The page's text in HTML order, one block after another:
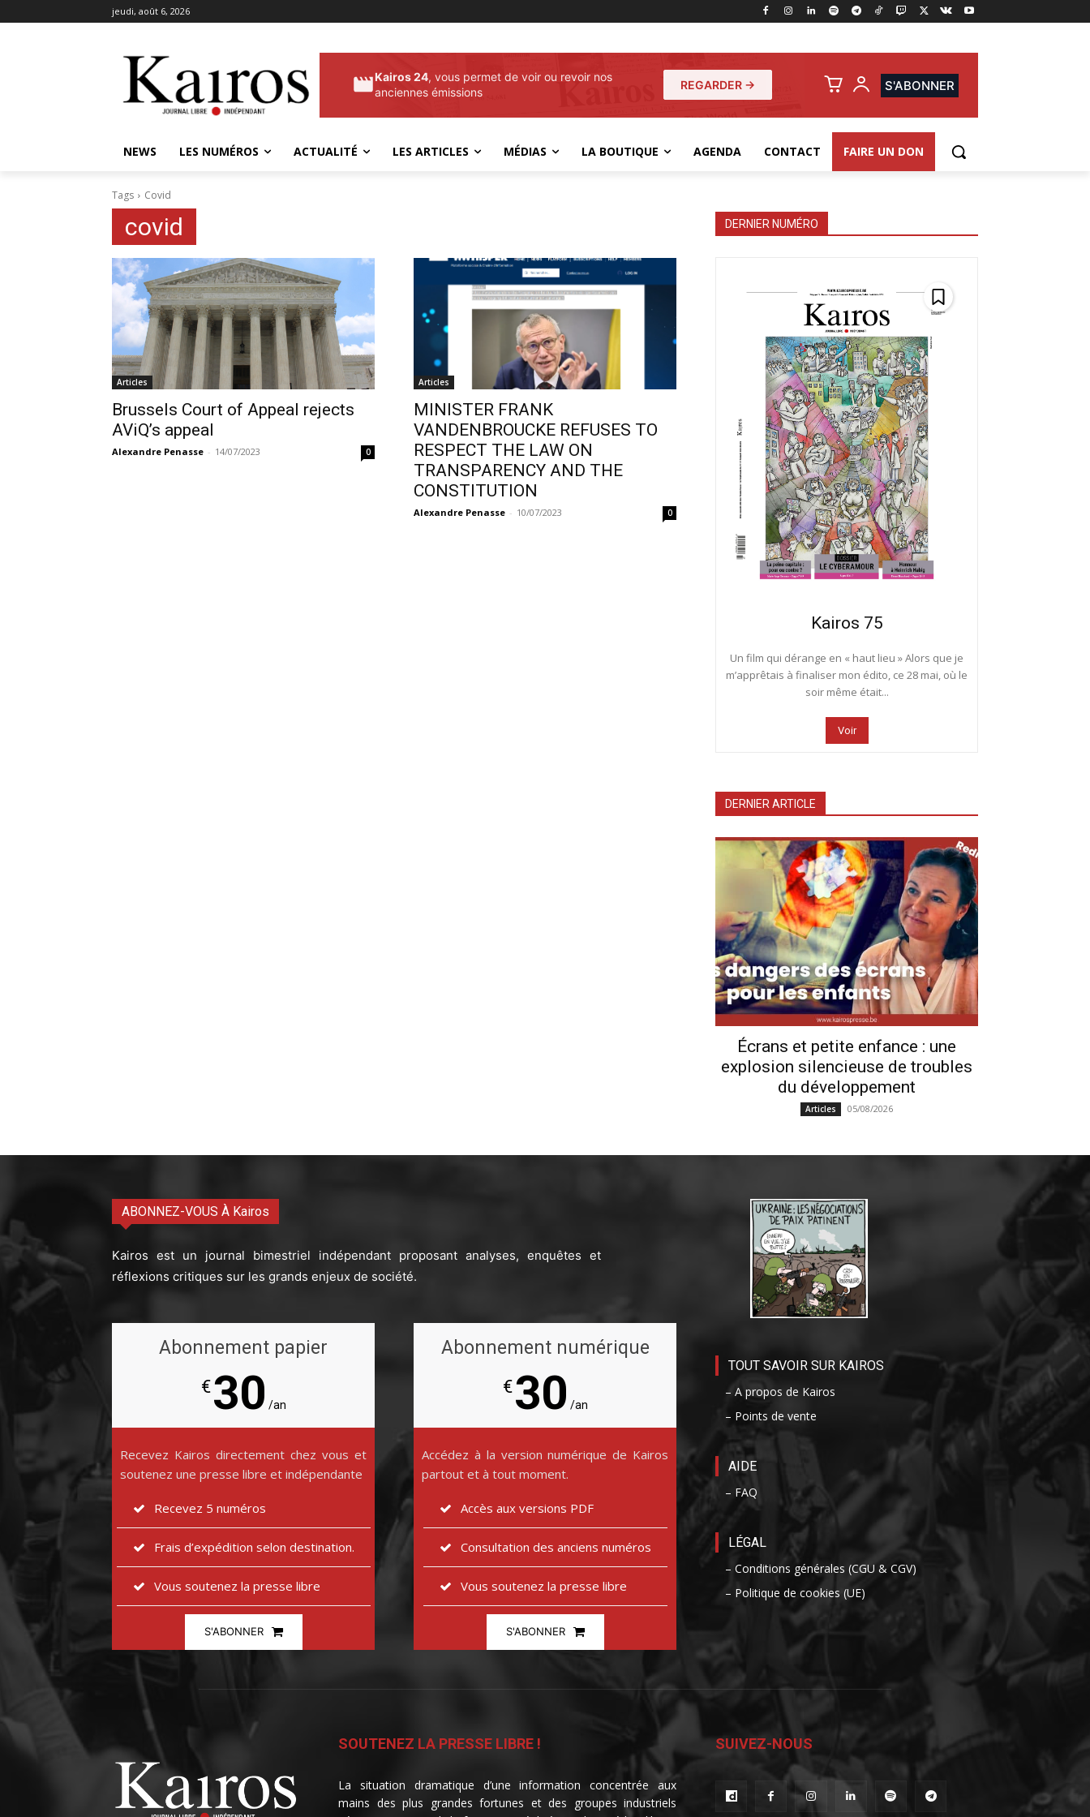
jeudi, août 6, 2026
Kairos 24, vous permet de voir ou revoir nos
anciennes émissions
REGARDER → S'ABONNER
NEWS LES NUMÉROS ACTUALITÉ LES ARTICLES MÉDIAS LA BOUTIQUE AGENDA CONTACT FAIRE UN DON
Tags Covid
covid
Articles
Brussels Court of Appeal rejects
AViQ’s appeal
Alexandre Penasse - 14/07/2023 0
Articles
MINISTER FRANK
VANDENBROUCKE REFUSES TO
RESPECT THE LAW ON
TRANSPARENCY AND THE
CONSTITUTION
Alexandre Penasse - 10/07/2023 0
DERNIER NUMÉRO
Kairos 75
Un film qui dérange en « haut lieu » Alors que je
m’apprêtais à finaliser mon édito, ce 28 mai, où le
soir même était...
Voir
DERNIER ARTICLE
Écrans et petite enfance : une
explosion silencieuse de troubles
du développement
Articles 05/08/2026
ABONNEZ-VOUS À Kairos
Kairos est un journal bimestriel indépendant proposant analyses, enquêtes et
réflexions critiques sur les grands enjeux de société.
Abonnement papier
€30 /an
Recevez Kairos directement chez vous et
soutenez une presse libre et indépendante
Recevez 5 numéros
Frais d’expédition selon destination.
Vous soutenez la presse libre
S'ABONNER
Abonnement numérique
€30 /an
Accédez à la version numérique de Kairos
partout et à tout moment.
Accès aux versions PDF
Consultation des anciens numéros
Vous soutenez la presse libre
S'ABONNER
TOUT SAVOIR SUR KAIROS
– A propos de Kairos
– Points de vente
AIDE
– FAQ
LÉGAL
– Conditions générales (CGU & CGV)
– Politique de cookies (UE)
SOUTENEZ LA PRESSE LIBRE !
La situation dramatique d’une information concentrée aux
mains des plus grandes fortunes et des groupes industriels
SUIVEZ-NOUS